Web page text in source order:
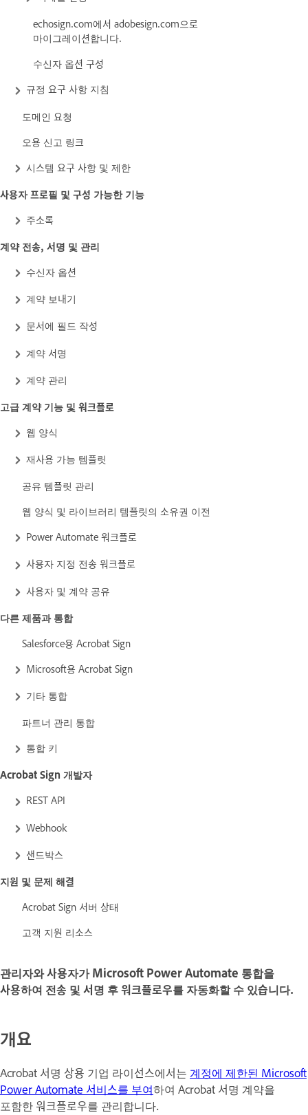
echosign.com에서 adobesign.com으로
마이그레이션합니다.
수신자 옵션 구성
규정 요구 사항 지침
도메인 요청
오용 신고 링크
시스템 요구 사항 및 제한
사용자 프로필 및 구성 가능한 기능
주소록
계약 전송, 서명 및 관리
수신자 옵션
계약 보내기
문서에 필드 작성
계약 서명
계약 관리
고급 계약 기능 및 워크플로
웹 양식
재사용 가능 템플릿
공유 템플릿 관리
웹 양식 및 라이브러리 템플릿의 소유권 이전
Power Automate 워크플로
사용자 지정 전송 워크플로
사용자 및 계약 공유
다른 제품과 통합
Salesforce용 Acrobat Sign
Microsoft용 Acrobat Sign
기타 통합
파트너 관리 통합
통합 키
Acrobat Sign 개발자
REST API
Webhook
샌드박스
지원 및 문제 해결
Acrobat Sign 서버 상태
고객 지원 리소스
관리자와 사용자가 Microsoft Power Automate 통합을
사용하여 전송 및 서명 후 워크플로우를 자동화할 수 있습니다.
개요
Acrobat 서명 상용 기업 라이선스에서는 계정에 제한된 Microsoft
Power Automate 서비스를 부여하여 Acrobat 서명 계약을
포함한 워크플로우를 관리합니다.